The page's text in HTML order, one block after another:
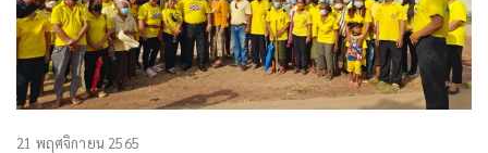
21 พฤศจิกายน 2565